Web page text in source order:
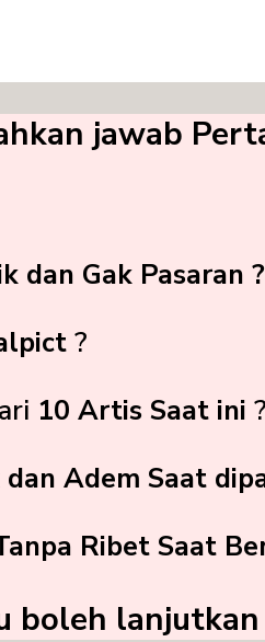
jawab
dan Gak Pasaran ?
?
10 Artis Saat ini ?
Adem Saat
Ribet Saat
boleh lanjutkan